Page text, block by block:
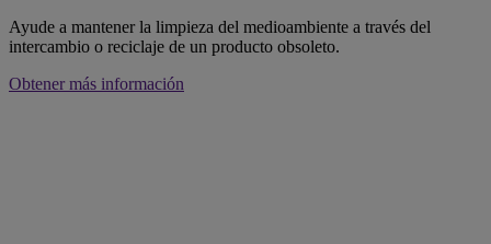
Ayude a mantener la limpieza del medioambiente a través del
intercambio o reciclaje de un producto obsoleto.
Obtener más información